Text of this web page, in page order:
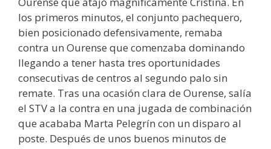
los primeros minutos, el conjunto pachequero,
bien posicionado defensivamente, remaba
contra un Ourense que comenzaba dominando
llegando a tener hasta tres oportunidades
consecutivas de centros al segundo palo sin
remate. Tras una ocasión clara de Ourense, salía
el STV a la contra en una jugada de combinación
que acababa Marta Pelegrín con un disparo al
poste. Después de unos buenos minutos de